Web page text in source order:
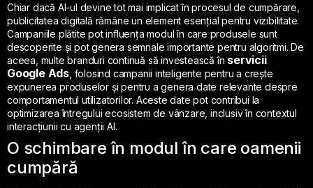
Chiar dacă AI-ul devine tot mai implicat în procesul de cumpărare,
publicitatea digitală rămâne un element esențial pentru vizibilitate.
Campaniile plătite pot influența modul în care produsele sunt
descoperite și pot genera semnale importante pentru algoritmi. De
aceea, multe branduri continuă să investească în servicii
Google Ads , folosind campanii inteligente pentru a crește
expunerea produselor și pentru a genera date relevante despre
comportamentul utilizatorilor. Aceste date pot contribui la
optimizarea întregului ecosistem de vânzare, inclusiv în contextul
interacțiunii cu agenții AI.
O schimbare în modul în care oamenii
cumpără